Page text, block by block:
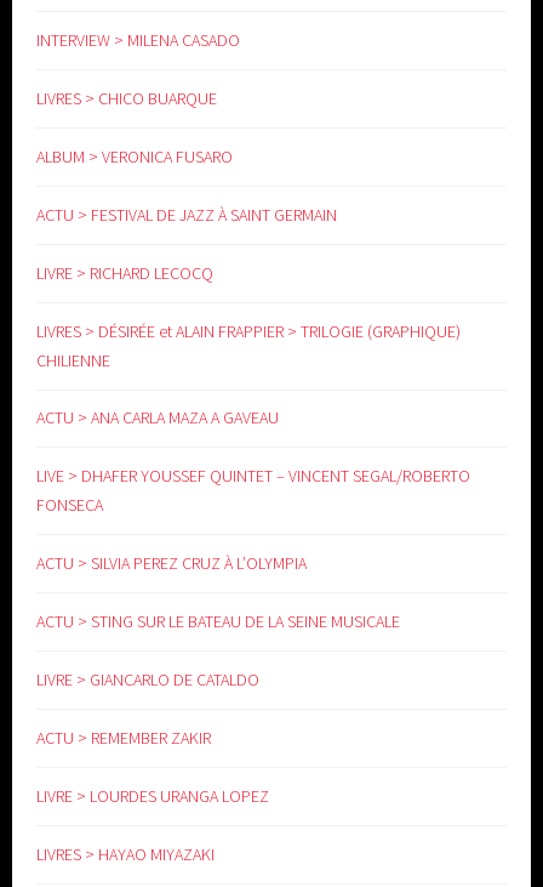
INTERVIEW > MILENA CASADO
LIVRES > CHICO BUARQUE
ALBUM > VERONICA FUSARO
ACTU > FESTIVAL DE JAZZ À SAINT GERMAIN
LIVRE > RICHARD LECOCQ
LIVRES > DÉSIRÉE et ALAIN FRAPPIER > TRILOGIE (GRAPHIQUE)
CHILIENNE
ACTU > ANA CARLA MAZA A GAVEAU
LIVE > DHAFER YOUSSEF QUINTET – VINCENT SEGAL/ROBERTO
FONSECA
ACTU > SILVIA PEREZ CRUZ À L’OLYMPIA
ACTU > STING SUR LE BATEAU DE LA SEINE MUSICALE
LIVRE > GIANCARLO DE CATALDO
ACTU > REMEMBER ZAKIR
LIVRE > LOURDES URANGA LOPEZ
LIVRES > HAYAO MIYAZAKI